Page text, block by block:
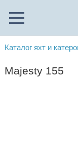
Каталог яхт и
Majesty 155